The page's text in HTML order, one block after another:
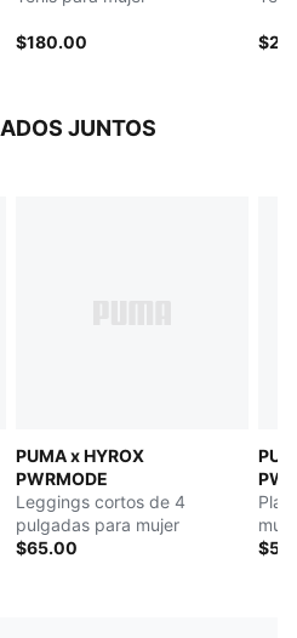
$180.00
JUNTOS
PUMA x HYROX
PWRMODE
Leggings cortos de 4
pulgadas para mujer
$65.00